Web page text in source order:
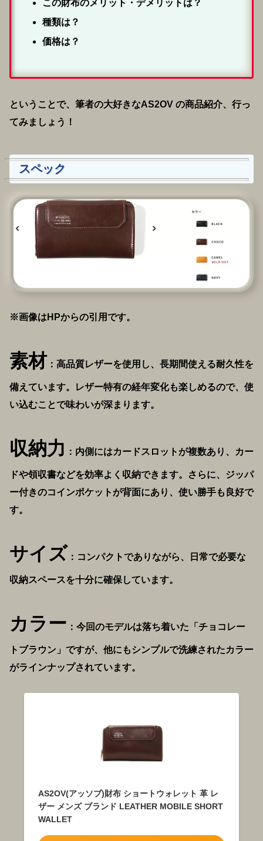
この財布のメリット・デメリットは？
種類は？
価格は？
ということで、筆者の大好きなAS2OV の商品紹介、行っ
てみましょう！
スペック
※画像はHPからの引用です。
素材 ：高品質レザーを使用し、長期間使える耐久性を
備えています。レザー特有の経年変化も楽しめるので、使
い込むことで味わいが深まります。
収納力 ：内側にはカードスロットが複数あり、カー
ドや領収書などを効率よく収納できます。さらに、ジッパ
ー付きのコインポケットが背面にあり、使い勝手も良好で
す。
サイズ ：コンパクトでありながら、日常で必要な
収納スペースを十分に確保しています。
カラー ：今回のモデルは落ち着いた「チョコレー
トブラウン」ですが、他にもシンプルで洗練されたカラー
がラインナップされています。
AS2OV(アッソブ)財布 ショートウォレット 革 レ
ザー メンズ ブランド LEATHER MOBILE SHORT
WALLET